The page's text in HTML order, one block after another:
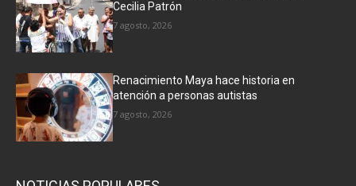
Cecilia Patrón
7 agosto, 2026
Renacimiento Maya hace historia en
atención a personas autistas
7 agosto, 2026